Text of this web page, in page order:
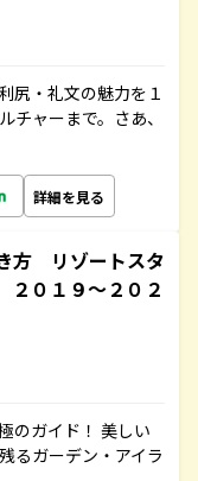
尻・礼文の魅力を１
チャーまで。さあ、
詳細を見る
方 リゾートスタ
０１９～２０２
のガイド！ 美しい
るガーデン・アイラ